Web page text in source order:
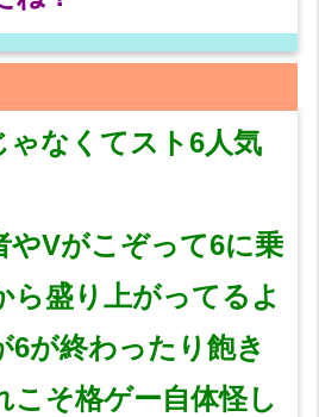
ゃなくてスト6人気
やVがこぞって6に乗
ら盛り上がってるよ
6が終わったり飽き
こそ格ゲー自体怪し